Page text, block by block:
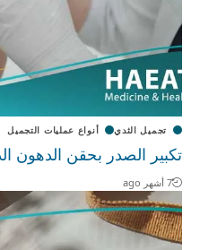
تجميل الثدي أنواع عمليات التجميل
تكبير الصدر بحقن الدهون
7 أشهر ago